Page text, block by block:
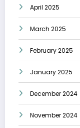
April 2025
March 2025
February 2025
January 2025
December 2024
November 2024